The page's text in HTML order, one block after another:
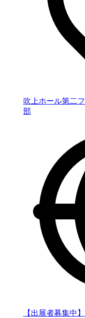
吹上ホール第二
部
【出展者募集中